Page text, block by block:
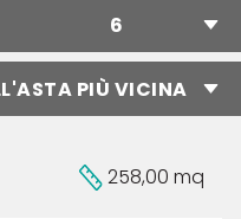
258,00 mq